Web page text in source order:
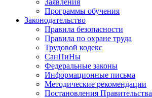
Программы обучения
Законодательство
Правила безопасности
Правила по охране труда
Трудовой кодекс
СанПиНы
Федеральные законы
Информационные письма
Методические рекомендации
Постановления Правительства